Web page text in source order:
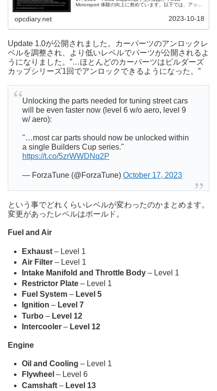
Motorsport 体験の向上に努めています。以下では、アッ...
opcdiary.net 2023-10-18
Update 1.0が公開されました。カーパーツのアンロックレ
ベルを調整され、より低いレベルでパーツが公開されるよ
うになりました。”…ほとんどのカーパーツはビルダーズ
カップシリーズ1回でアンロックできるようになった。”
Unlocking the parts needed for tuning street cars
will be even faster now (level 6 w/o aero, level 9
w/ aero):
"…most car parts should now be unlocked within
a single Builders Cup series."
https://t.co/5zrWWDNq2P
— ForzaTune (@ForzaTune) October 17, 2023
という事でどれくらいレベルが変わったのかまとめます。
変更があったレベルはボールド。
Fuel and Air
Exhaust– Level 1
Air Filter – Level 1
Intake Manifold and Throttle Body– Level 1
Restrictor Plate– Level 1
Fuel System – Level 5
Ignition – Level 7
Turbo– Level 12
Intercooler – Level 12
Engine
Oil and Cooling– Level 1
Flywheel – Level 6
Camshaft – Level 13